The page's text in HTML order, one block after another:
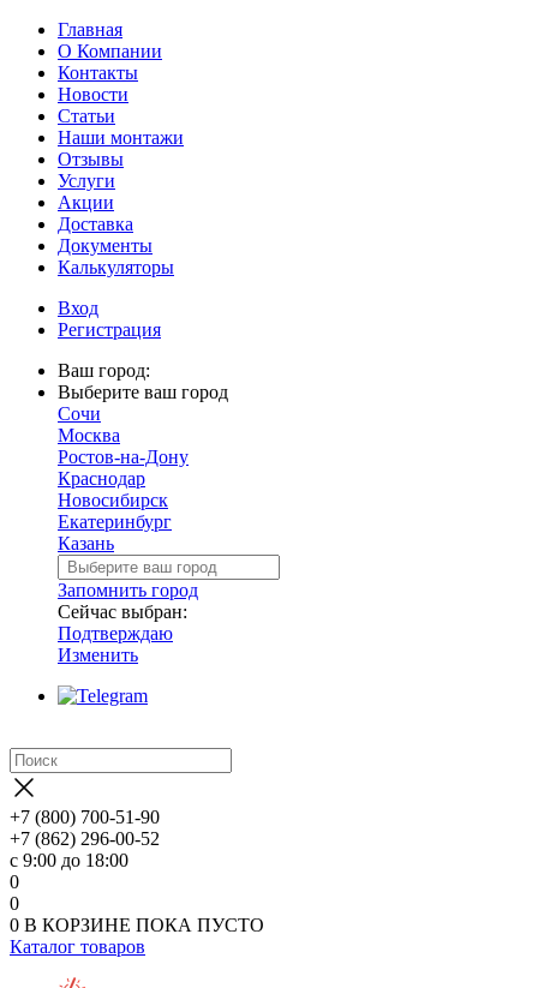
Главная
О Компании
Контакты
Новости
Статьи
Наши монтажи
Отзывы
Услуги
Акции
Доставка
Документы
Калькуляторы
Вход
Регистрация
Ваш город:
Выберите ваш город
Сочи
Москва
Ростов-на-Дону
Краснодар
Новосибирск
Екатеринбург
Казань
Запомнить город
Сейчас выбран:
Подтверждаю
Изменить
+7 (800) 700-51-90
+7 (862) 296-00-52
с 9:00 до 18:00
0
0
0 В КОРЗИНЕ ПОКА ПУСТО
Каталог товаров